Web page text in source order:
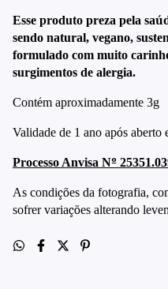
Esse produto preza pela saú
sendo natural, vegano,
formulado com muito
surgimentos de alergia.
Contém aproximadamente 3g
Validade de 1 ano após aberto
Processo Anvisa Nº
As condições da fotografia,
sofrer variações alterando